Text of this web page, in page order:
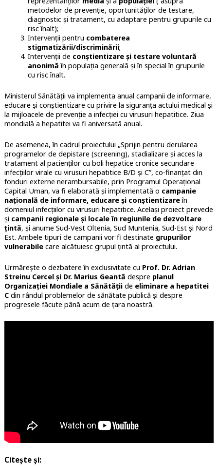
metodelor de prevenție, oportunităților de testare,
diagnostic și tratament, cu adaptare pentru grupurile cu
risc înalt);
Intervenții pentru combaterea
stigmatizării/discriminării;
Intervenții de conștientizare și testare voluntară
anonimă în populația generală și în special în grupurile
cu risc înalt.
Ministerul Sănătății va implementa anual campanii de informare,
educare și conștientizare cu privire la siguranța actului medical și
la mijloacele de prevenție a infecției cu virusuri hepatitice. Ziua
mondială a hepatitei va fi aniversată anual.
De asemenea, în cadrul proiectului „Sprijin pentru derularea
programelor de depistare (screening), stadializare și acces la
tratament al pacienților cu boli hepatice cronice secundare
infecțiilor virale cu virusuri hepatitice B/D și C”, co-finanțat din
fonduri externe nerambursabile, prin Programul Operațional
Capital Uman, va fi elaborată și implementată o campanie
națională de informare, educare și conștientizareîn
domeniul infecțiilor cu virusuri hepatitice. Același proiect prevede
și campanii regionale și locale în regiunile de dezvoltare
țintă, și anume Sud-Vest Oltenia, Sud Muntenia, Sud-Est și Nord
Est. Ambele tipuri de campanii vor fi destinate grupurilor
vulnerabilecare alcătuiesc grupul țintă al proiectului.
Urmărește o dezbatere în exclusivitate cu Prof. Dr. Adrian
Streinu Cercel și Dr. Marius Geantă despre planul
Organizației Mondiale a Sănătățiide eliminare a hepatitei
Cdin rândul problemelor de sănătate publică și despre
progresele făcute până acum de țara noastră.
Citește și: